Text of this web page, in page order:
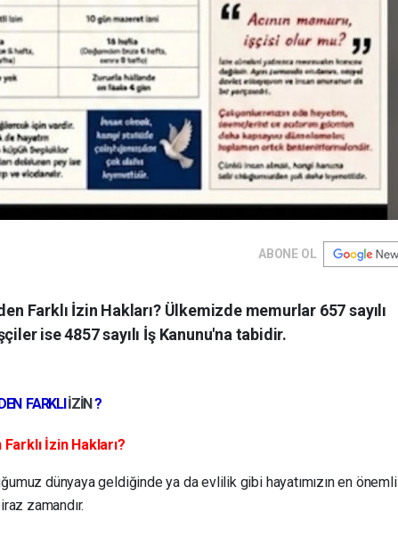
ABONE OL
Farklı İzin Hakları? Ülkemizde memurlar 657 sayılı
ise 4857 sayılı İş Kanunu'na tabidir.
FARKLI İZİN ?
İzin Hakları?
dünyaya geldiğinde ya da evlilik gibi hayatımızın en önemli
zamandır.